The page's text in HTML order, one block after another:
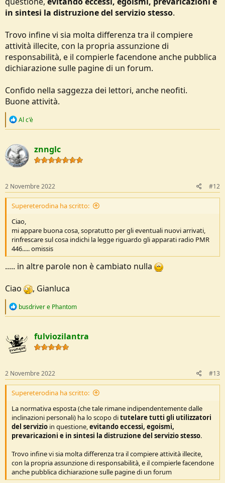
in sintesi la distruzione del servizio stesso.
Trovo infine vi sia molta differenza tra il compiere
attività illecite, con la propria assunzione di
responsabilità, e il compierle facendone anche pubblica
dichiarazione sulle pagine di un forum.
Confido nella saggezza dei lettori, anche neofiti.
Buone attività.
R
c
t
i
o
s
:
Al c'è
znnglc
2 Novembre 2022 #12
Supereterodina ha scritto:
Ciao,
mi appare buona cosa, sopratutto per gli eventuali nuovi arrivati,
rinfrescare sul cosa indichi la legge riguardo gli apparati radio PMR
446..... omissis
..... in altre parole non è cambiato nulla
Ciao
, Gianluca
R
t
i
o
s
:
busdrivere Phantom
fulviozilantra
2 Novembre 2022 #13
Supereterodina ha scritto:
La normativa esposta (che tale rimane indipendentemente dalle
inclinazioni personali) ha lo scopo ditutelare tutti gli utilizzatori
del servizio in questione, evitando eccessi, egoismi,
prevaricazioni e in sintesi la distruzione del servizio stesso.
Trovo infine vi sia molta differenza tra il compiere attività illecite,
con la propria assunzione di responsabilità, e il compierle facendone
anche pubblica dichiarazione sulle pagine di un forum